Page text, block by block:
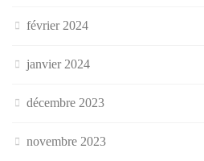
février 2024
janvier 2024
décembre 2023
novembre 2023